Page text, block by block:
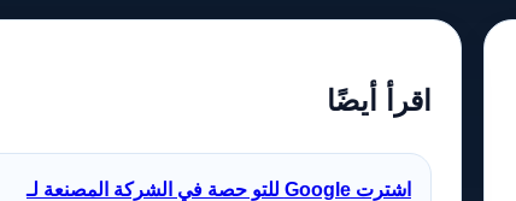
اقرأ أيضًا
اشترت Google للتو حصة في الشركة المصنعة لـ